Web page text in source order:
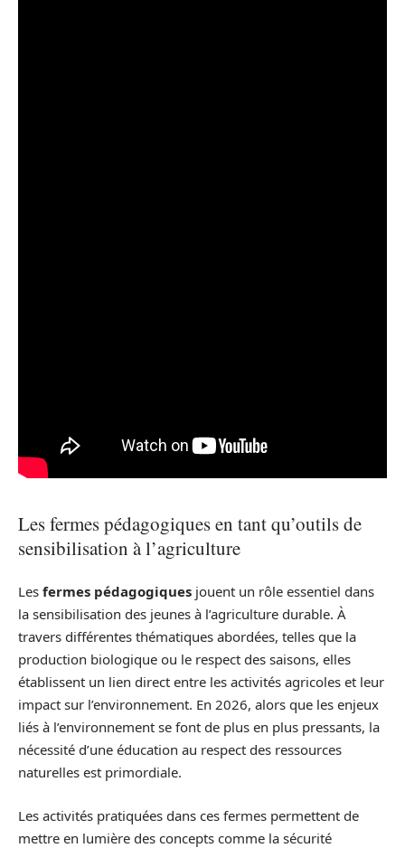
Les fermes pédagogiques en tant qu’outils de
sensibilisation à l’agriculture
Les fermes pédagogiques jouent un rôle essentiel dans
la sensibilisation des jeunes à l’agriculture durable. À
travers différentes thématiques abordées, telles que la
production biologique ou le respect des saisons, elles
établissent un lien direct entre les activités agricoles et leur
impact sur l’environnement. En 2026, alors que les enjeux
liés à l’environnement se font de plus en plus pressants, la
nécessité d’une éducation au respect des ressources
naturelles est primordiale.
Les activités pratiquées dans ces fermes permettent de
mettre en lumière des concepts comme la sécurité